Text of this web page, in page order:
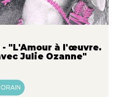
- "L'Amour à l'œuvre.
Julie Ozanne"